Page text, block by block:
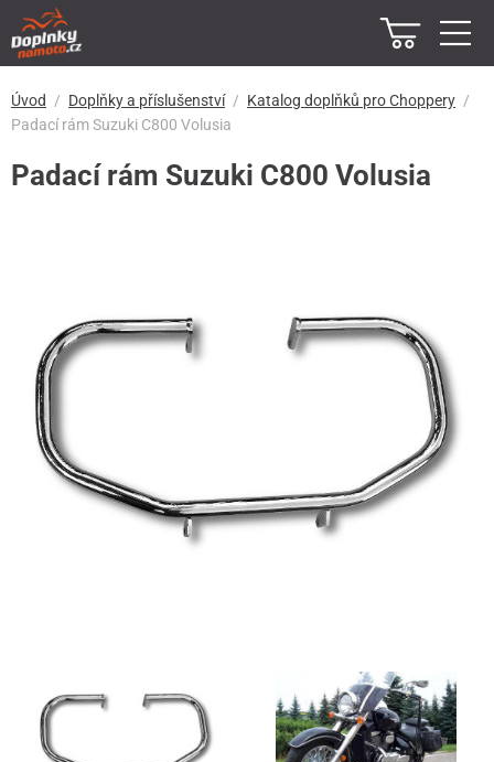
Úvod Doplňky a příslušenství
Katalog doplňků pro Choppery
Padací rám Suzuki C800 Volusia
Padací rám Suzuki C800 Volusia